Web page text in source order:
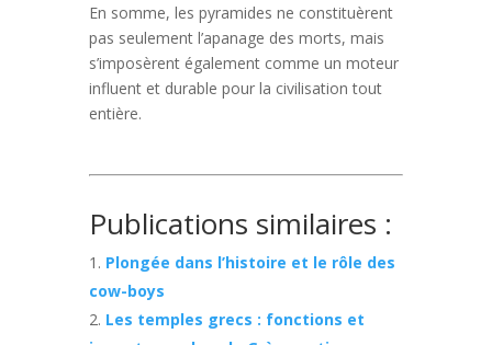
En somme, les pyramides ne constituèrent
pas seulement l’apanage des morts, mais
s’imposèrent également comme un moteur
influent et durable pour la civilisation tout
entière.
Publications similaires :
Plongée dans l’histoire et le rôle des
cow-boys
Les temples grecs : fonctions et